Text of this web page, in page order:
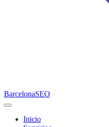
BarcelonaSEO
Inicio